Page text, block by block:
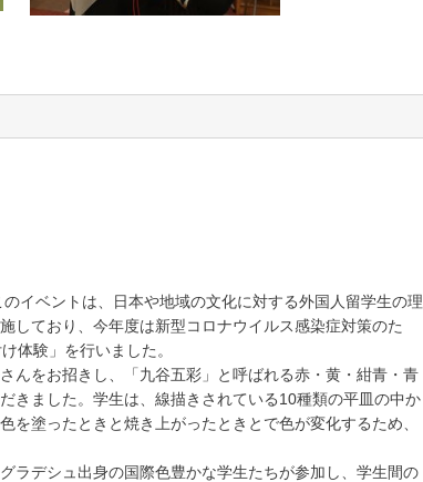
イベントは、日本や地域の文化に対する外国人留学生の理
しており、今年度は新型コロナウイルス感染症対策のた
体験」を行いました。
をお招きし、「九谷五彩」と呼ばれる赤・黄・紺青・青
きました。学生は、線描きされている10種類の平皿の中か
塗ったときと焼き上がったときとで色が変化するため、
ラデシュ出身の国際色豊かな学生たちが参加し、学生間の